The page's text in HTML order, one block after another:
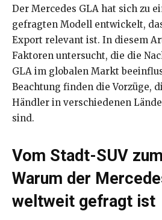
Der Mercedes GLA hat sich zu
gefragten Modell entwickelt,
Export relevant ist. In diesem
Faktoren untersucht, die die
GLA im globalen Markt
Beachtung finden die Vorzüge,
Händler in verschiedenen
sind.
Vom Stadt-SUV
Warum der
weltweit gefragt ist